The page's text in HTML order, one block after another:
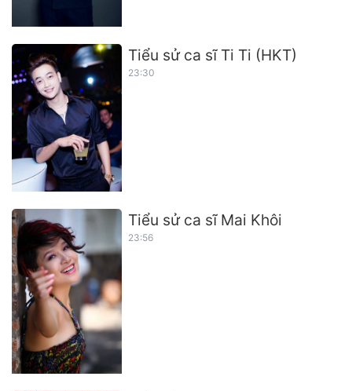
Tiểu sử ca sĩ Ti Ti (HKT)
23:30
Tiểu sử ca sĩ Mai Khôi
23:56